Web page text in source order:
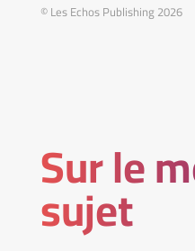
© Les Echos Publishing 2026
Sur le
sujet